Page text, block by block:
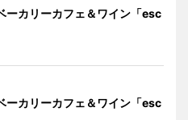
ーカリーカフェ＆ワイン「esc
ーカリーカフェ＆ワイン「esc